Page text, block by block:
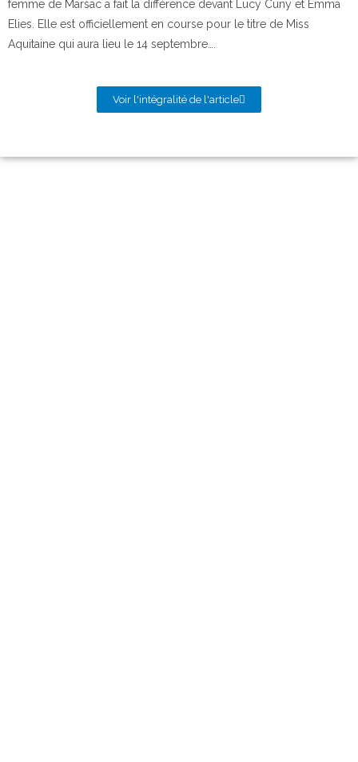
femme de Marsac a fait la différence devant Lucy Cuny et Emma
Elies. Elle est officiellement en course pour le titre de Miss
Aquitaine qui aura lieu le 14 septembre….
Voir l'intégralité de l'article